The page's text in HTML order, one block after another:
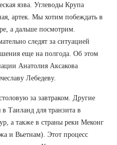
язва. Углеводы Крупа
артек. Мы хотим побеждать в
а дальше посмотрим.
следят за ситуацией
еще на полгода. Об этом
Анатолия Аксакова
Лебедеву.
за завтраком. Другие
Таиланд для транзита в
а также в страны реки Меконг
и Вьетнам). Этот процесс